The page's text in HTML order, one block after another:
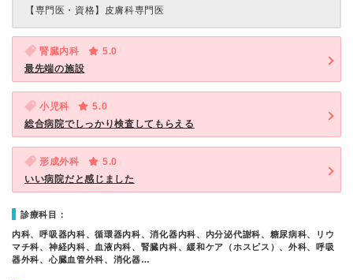
【専門医・資格】 皮膚科専門医
腎臓内科
5.0
最先端の施設
小児科
5.0
総合病院でしっかり検査してもらえる
形成外科
5.0
いい病院だと感じました
診療科目：
内科、呼吸器内科、循環器内科、消化器内科、内分泌代謝科、糖尿病科、リウ
マチ科、神経内科、血液内科、腎臓内科、緩和ケア（ホスピス）、外科、呼吸
器外科、心臓血管外科、消化器…